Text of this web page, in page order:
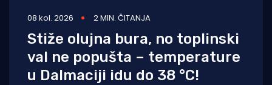
08 kol. 2026 2 MIN. ČITANJA
Stiže olujna bura, no toplinski
val ne popušta – temperature
u Dalmaciji idu do 38 °C!